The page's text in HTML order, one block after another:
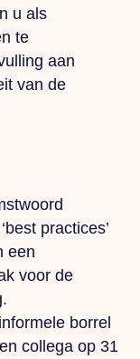
u als
te
aan
van de
practices’
een
voor de
borrel
collega op 31